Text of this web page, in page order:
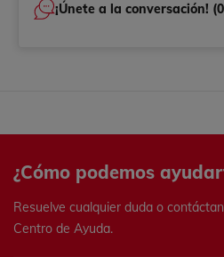
¡Únete a la conversación!
¿Cómo podemos
Resuelve cualquier duda o
Centro de Ayuda.